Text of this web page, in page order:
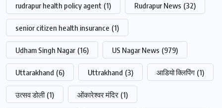
rudrapur health policy agent (1) Rudrapur News (32)
senior citizen health insurance (1)
Udham Singh Nagar (16) US Nagar News (979)
Uttarakhand (6) Uttrakhand (3) आडियो क्लिपिंग (1)
उत्सव डोली (1) ओंकारेश्वर मंदिर (1)